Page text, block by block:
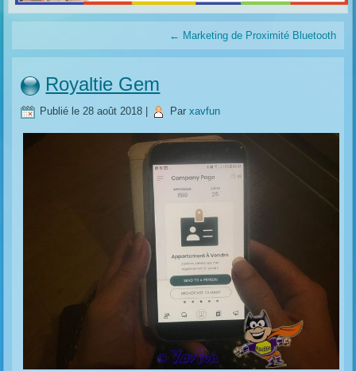
← Marketing de Proximité Bluetooth
Royaltie Gem
Publié le 28 août 2018 Par xavfun